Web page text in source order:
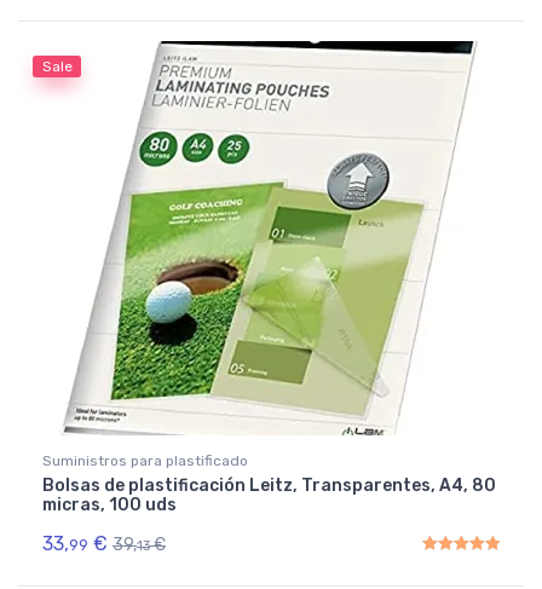
Sale
Suministros para plastificado
Bolsas de plastificación Leitz, Transparentes, A4, 80
micras, 100 uds
33,99 € 39,13 €